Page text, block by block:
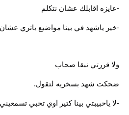
-عايزه اقابلك عشان نتكلم
-خير ياشهد في بينا مواضيع ياتري
ولا قررتي نبقا صحاب
ضحكت شهد بسخريه لتقول.
-لا ياحبيبتي بينا كتير اوي تحبي